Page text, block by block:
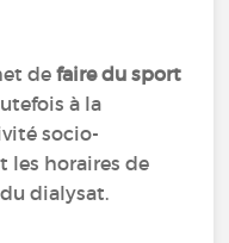
defaire du sport
à la
socio-
les horaires de
dialysat.